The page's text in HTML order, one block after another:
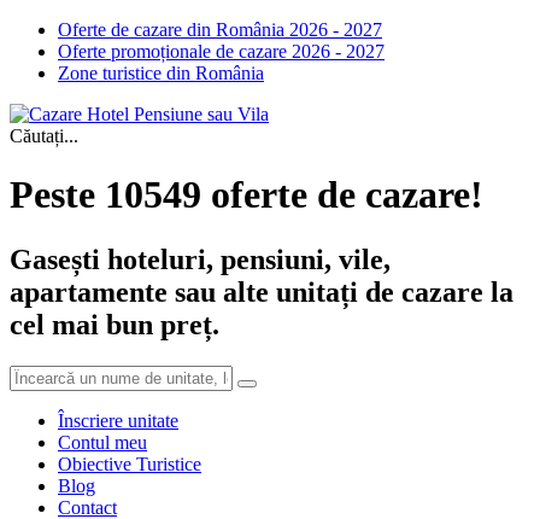
Oferte de cazare din România 2026 - 2027
Oferte promoționale de cazare 2026 - 2027
Zone turistice din România
Căutați...
Peste 10549 oferte de cazare!
Gasești hoteluri, pensiuni, vile,
apartamente sau alte unitați de cazare la
cel mai bun preț.
Înscriere unitate
Contul meu
Obiective Turistice
Blog
Contact